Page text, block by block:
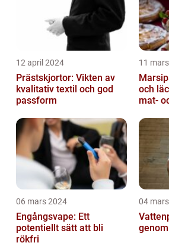
12 april 2024
Prästskjortor: Vikten av
kvalitativ textil och god
passform
11
och
mat-
06 mars 2024
Engångsvape: Ett
potentiellt sätt att bli
rökfri
04